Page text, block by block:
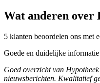
Wat anderen over
5 klanten beoordelen ons met
Goede en duidelijke informatie
Goed overzicht van
nieuwsberichten. Kwalitatief